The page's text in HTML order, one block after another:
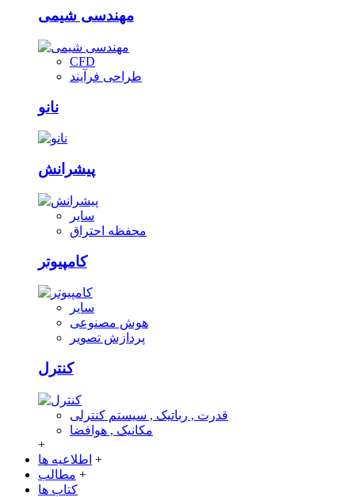
مهندسی شیمی
CFD
طراحی فرآیند
نانو
پیشرانش
سایر
محفظه احتراق
کامپیوتر
سایر
هوش مصنوعی
پردازش تصویر
کنترل
قدرت , رباتیک , سیستم کنترلی
مکانیک , هوافضا
+
اطلاعیه ها +
مطالب +
کتاب ها